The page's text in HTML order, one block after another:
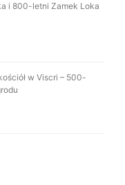
i 800-letni Zamek Loka
w Viscri – 500-